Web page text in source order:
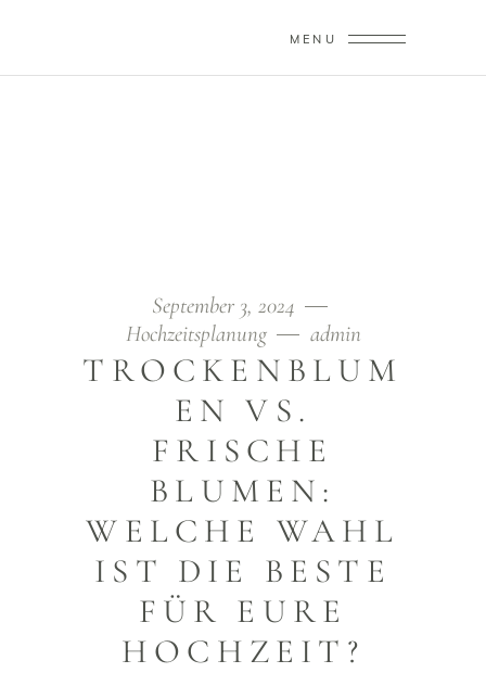
MENU
September 3, 2024
Hochzeitsplanung
admin
TROCKENBLUM
EN VS.
FRISCHE
BLUMEN:
WELCHE WAHL
IST DIE BESTE
FÜR EURE
HOCHZEIT?